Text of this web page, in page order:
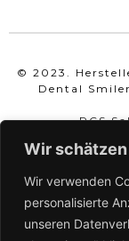
Wir
Wir verwenden
personalisierte
unseren
© 2023.
Dental
RCS
TVA-
Ausrichtung
in der
von der